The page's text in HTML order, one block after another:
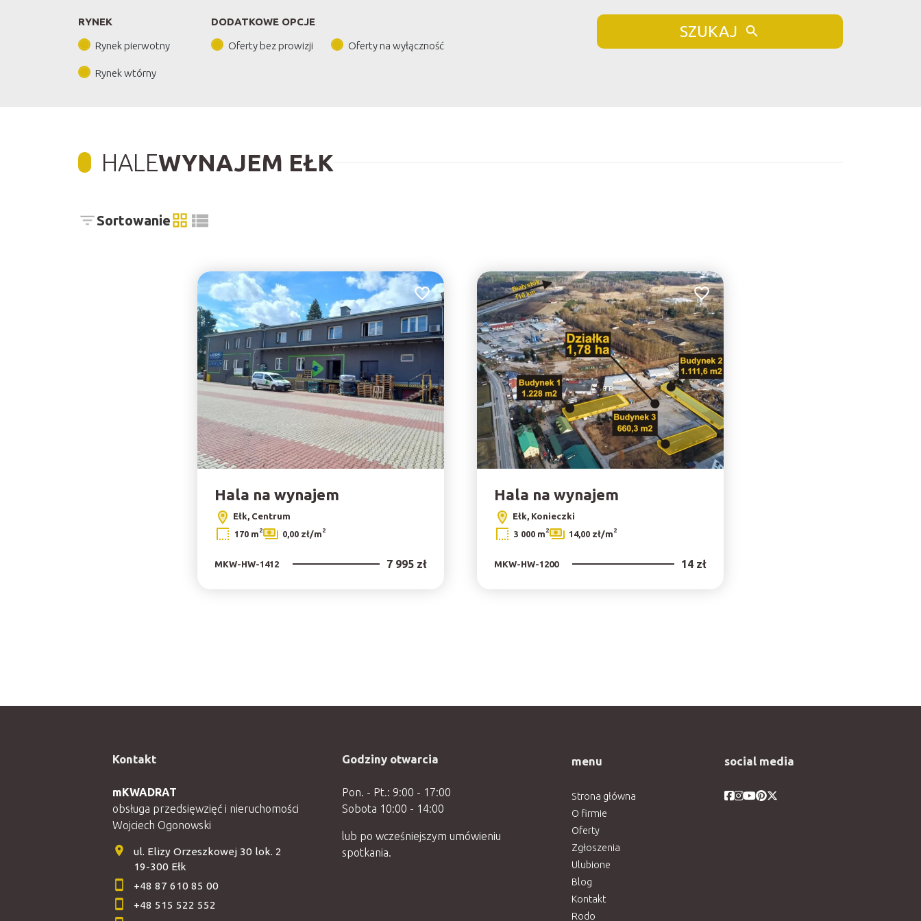
RYNEK
Rynek pierwotny
Rynek wtórny
DODATKOWE OPCJE
Oferty bez prowizji Oferty na wyłączność
SZUKAJ
HALEWYNAJEM EŁK
Sortowanie
tabela
lista
Dodaj do ulubionych
Hala na wynajem
Ełk, Centrum
170 m2 0,00 zł/m2
MKW-HW-1412 7 995 zł
Dodaj do ulubionych
Hala na wynajem
Ełk, Konieczki
3 000 m2 14,00 zł/m2
MKW-HW-1200 14 zł
Kontakt
mKWADRAT
obsługa przedsięwzięć i nieruchomości
Wojciech Ogonowski
ul. Elizy Orzeszkowej 30 lok. 2
19-300 Ełk
+48 87 610 85 00
+48 515 522 552
Godziny otwarcia
Pon. - Pt.: 9:00 - 17:00
Sobota 10:00 - 14:00
lub po wcześniejszym umówieniu
spotkania.
menu
Strona główna
O firmie
Oferty
Zgłoszenia
Ulubione
Blog
Kontakt
Rodo
social media
Facebook
Facebook
Facebook
Facebook
Facebook